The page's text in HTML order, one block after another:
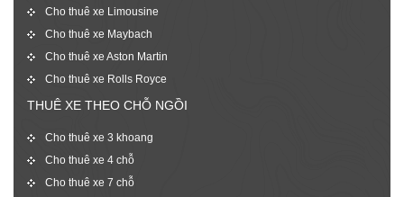
Cho thuê xe Limousine
Cho thuê xe Maybach
Cho thuê xe Aston Martin
Cho thuê xe Rolls Royce
THUÊ XE THEO CHỖ NGỒI
Cho thuê xe 3 khoang
Cho thuê xe 4 chỗ
Cho thuê xe 7 chỗ